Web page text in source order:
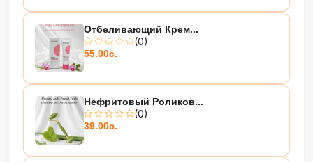
Отбеливающий Крем...
(0)
55.00с.
Нефритовый Роликов...
(0)
39.00с.